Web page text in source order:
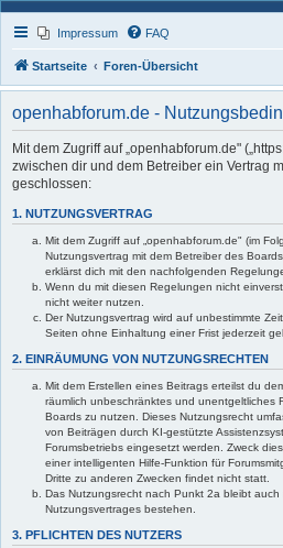
Impressum FAQ
Startseite Foren-Übersicht
openhabforum.de -
Mit dem Zugriff auf „openhabforum.de"
zwischen dir und dem Betreiber ein Vertrag
geschlossen:
1. NUTZUNGSVERTRAG
Mit dem Zugriff auf „openhabforum.de" (im
Nutzungsvertrag mit dem Betreiber des
erklärst dich mit den nachfolgenden
Wenn du mit diesen Regelungen nicht
nicht weiter nutzen.
Der Nutzungsvertrag wird auf unbestimmte
Seiten ohne Einhaltung einer Frist jederzeit
2. EINRÄUMUNG VON NUTZUNGSRECHTEN
Mit dem Erstellen eines Beitrags erteilst du
räumlich unbeschränktes und unentgeltliches
Boards zu nutzen. Dieses Nutzungsrecht
von Beiträgen durch KI-gestützte
Forumsbetriebs eingesetzt werden. Zweck
einer intelligenten Hilfe-Funktion für
Dritte zu anderen Zwecken findet nicht statt.
Das Nutzungsrecht nach Punkt 2a bleibt
Nutzungsvertrages bestehen.
3. PFLICHTEN DES NUTZERS